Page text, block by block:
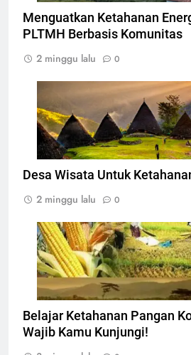
Menguatkan Ketahanan
PLTMH Berbasis Komunitas
2 minggu lalu
0
Desa Waerebo Flores, Foto:
Desa Wisata Untuk
2 minggu lalu
0
Ilustarsi Ketahanan
Belajar Ketahanan Pangan
Wajib Kamu Kunjungi!